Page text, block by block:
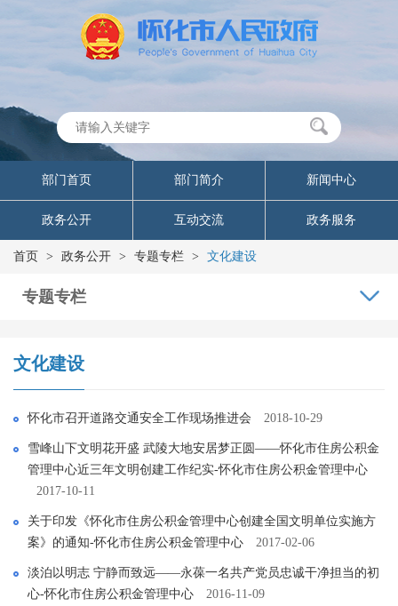
部门首页 部门简介 新闻中心
政务公开 互动交流 政务服务
首页 > 政务公开 > 专题专栏 > 文化建设
专题专栏
文化建设
怀化市召开道路交通安全工作现场推进会 2018-10-29
雪峰山下文明花开盛 武陵大地安居梦正圆――怀化市住房公积金
管理中心近三年文明创建工作纪实-怀化市住房公积金管理中心
2017-10-11
关于印发《怀化市住房公积金管理中心创建全国文明单位实施方
案》的通知-怀化市住房公积金管理中心
2017-02-06
淡泊以明志 宁静而致远――永葆一名共产党员忠诚干净担当的初
心-怀化市住房公积金管理中心
2016-11-09